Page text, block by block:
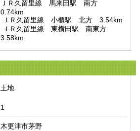
ＪＲ久留里線　馬来田駅　南方
0.74km
3.58km
土地
1
木更津市茅野